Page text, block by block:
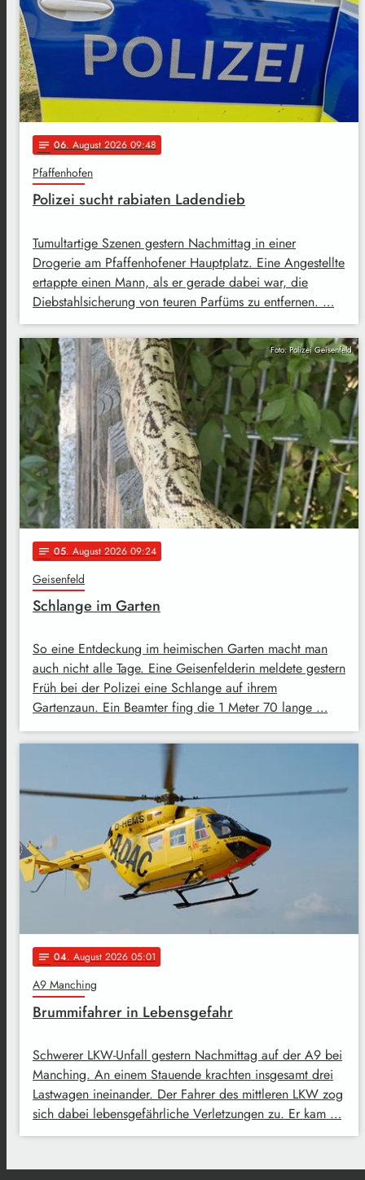
notes 06. August 2026 09:48
Pfaffenhofen
Polizei sucht rabiaten Ladendieb
Tumultartige Szenen gestern Nachmittag in einer
Drogerie am Pfaffenhofener Hauptplatz. Eine Angestellte
ertappte einen Mann, als er gerade dabei war, die
Diebstahlsicherung von teuren Parfüms zu entfernen. …
Foto: Polizei Geisenfeld
notes 05. August 2026 09:24
Geisenfeld
Schlange im Garten
So eine Entdeckung im heimischen Garten macht man
auch nicht alle Tage. Eine Geisenfelderin meldete gestern
Früh bei der Polizei eine Schlange auf ihrem
Gartenzaun. Ein Beamter fing die 1 Meter 70 lange …
notes 04. August 2026 05:01
A9 Manching
Brummifahrer in Lebensgefahr
Schwerer LKW-Unfall gestern Nachmittag auf der A9 bei
Manching. An einem Stauende krachten insgesamt drei
Lastwagen ineinander. Der Fahrer des mittleren LKW zog
sich dabei lebensgefährliche Verletzungen zu. Er kam …